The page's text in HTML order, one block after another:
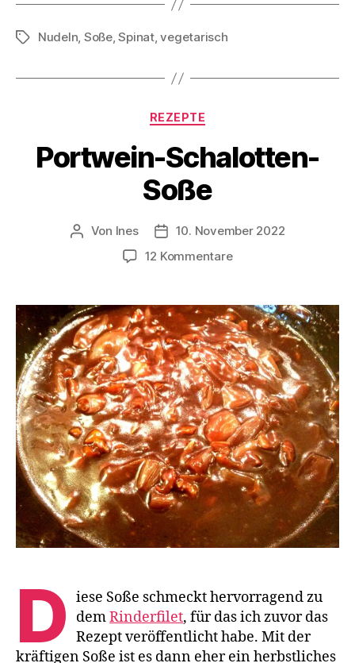
Schlagwörter
Nudeln, Soße,Spinat,vegetarisch
Kategorien
REZEPTE
Portwein-Schalotten-
Soße
Beitragsautor
Von Ines Veröffentlichungsdatum
10. November 2022
12 Kommentarezu
Soße
D iese Soße schmeckt hervorragend zu
demRinderfilet, für das ich zuvor das
Rezept veröffentlicht habe. Mit der
kräftigen Soße ist es dann eher ein herbstliches